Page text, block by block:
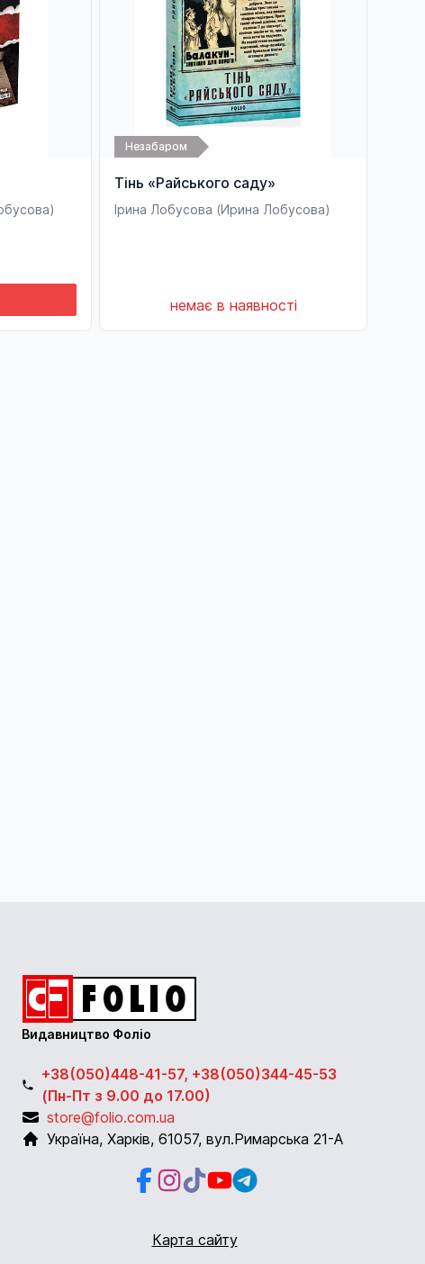
Незабаром
Тінь «Райського саду»
Ірина Лобусова (Ирина Лобусова)
немає в наявності
Видавництво Фоліо
+38(050)448-41-57, +38(050)344-45-53
(Пн-Пт з 9.00 до 17.00)
store@folio.com.ua
Україна, Харків, 61057, вул.Римарська 21-А
Facebook
Instagram
Instagram
YoutubeTelegram
Карта сайту